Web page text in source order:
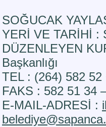
SOĞUCAK
YERİ VE TARİHİ :
DÜZENLEYEN
Başkanlığı
TEL : (264) 582
FAKS : 582 51 34
E-MAIL-ADRESİ :